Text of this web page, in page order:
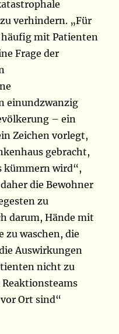
verhindern. „Für
mit Patienten
Frage der
einundzwanzig
– ein
Zeichen vorlegt,
gebracht,
kümmern wird“,
die Bewohner
zu
darum, Hände mit
zu waschen, die
Auswirkungen
nicht zu
Ort sind“